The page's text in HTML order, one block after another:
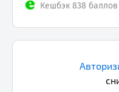
Кешбэк 838 баллов